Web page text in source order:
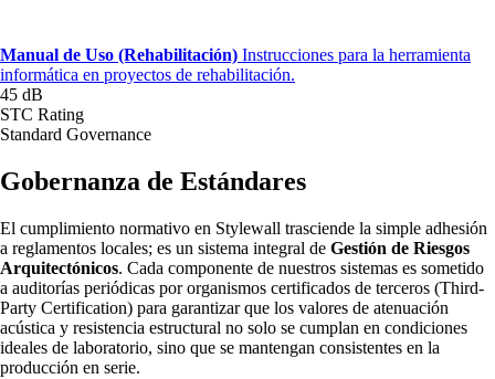
Manual de Uso (Rehabilitación) Instrucciones para la herramienta
informática en proyectos de rehabilitación.
45 dB
STC Rating
Standard Governance
Gobernanza de Estándares
El cumplimiento normativo en Stylewall trasciende la simple adhesión
a reglamentos locales; es un sistema integral de Gestión de Riesgos
Arquitectónicos. Cada componente de nuestros sistemas es sometido
a auditorías periódicas por organismos certificados de terceros (Third-
Party Certification) para garantizar que los valores de atenuación
acústica y resistencia estructural no solo se cumplan en condiciones
ideales de laboratorio, sino que se mantengan consistentes en la
producción en serie.